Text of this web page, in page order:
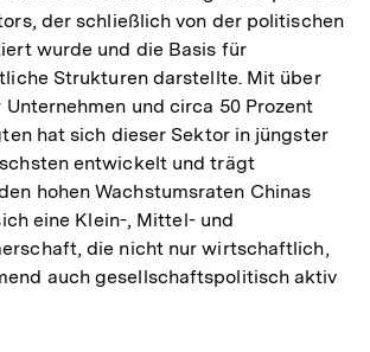
der schließlich von der politischen
wurde und die Basis für
Strukturen darstellte. Mit über
und circa 50 Prozent
hat sich dieser Sektor in jüngster
entwickelt und trägt
hohen Wachstumsraten Chinas
eine Klein-, Mittel- und
die nicht nur wirtschaftlich,
auch gesellschaftspolitisch aktiv